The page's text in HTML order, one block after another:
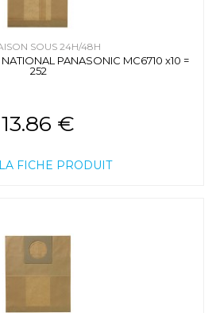
SOUS 24H/48H
PANASONIC MC6710 x10 =
252
13.86 €
FICHE PRODUIT